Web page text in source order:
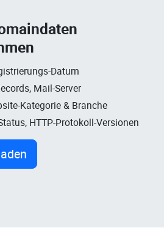
Datum
Mail-Server
Kategorie & Branche
HTTP-Protokoll-Versionen